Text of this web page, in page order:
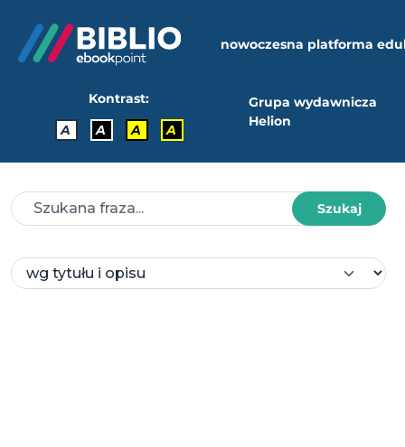
nowoczesna platforma
Kontrast:
A
A A A
Grupa wydawnicza
Helion
Szukaj